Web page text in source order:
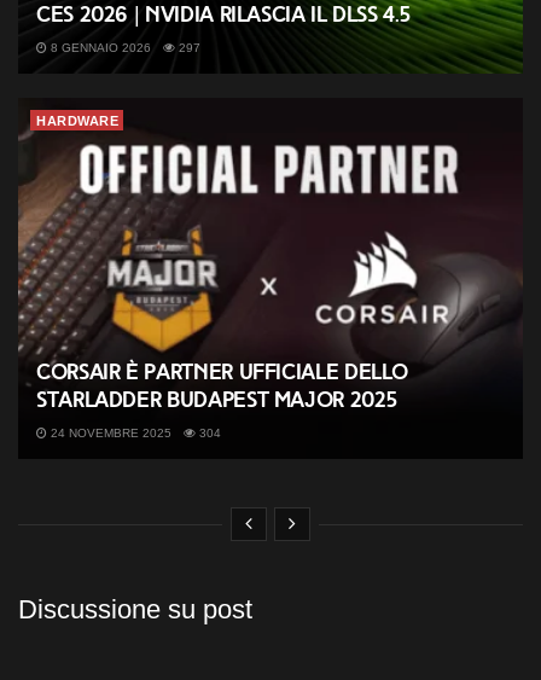
CES 2026 | Nvidia rilascia il DLSS 4.5
8 GENNAIO 2026 297
HARDWARE
CORSAIR è partner ufficiale dello
StarLadder Budapest Major 2025
24 NOVEMBRE 2025 304
Discussione su post